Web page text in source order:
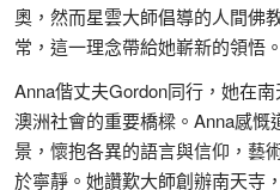
奧，然而星雲大師倡導的人間佛
常，這一理念帶給她嶄新的領悟。
Anna偕丈夫Gordon同行，她在
澳洲社會的重要橋樑。Anna感
景，懷抱各異的語言與信仰，藝
於寧靜。她讚歎大師創辦南天寺